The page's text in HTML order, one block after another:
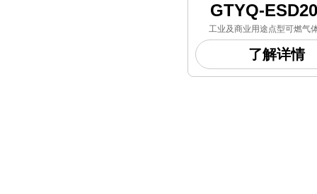
GTYQ-
工业及商业用途点型可燃气
——
根据使用环境的要求，主要应
了解详情